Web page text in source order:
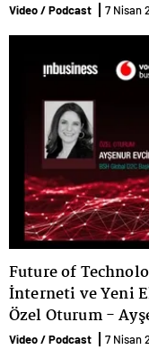
Video / Podcast 7 Nisan
Future of
İnterneti ve Yeni
Özel Oturum -
Video / Podcast 7 Nisan